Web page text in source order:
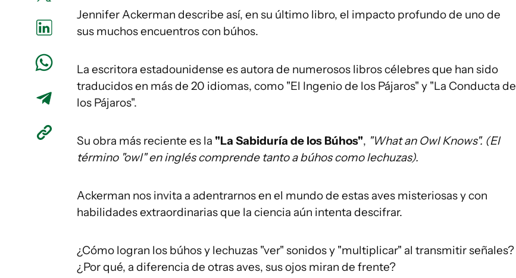
Jennifer Ackerman describe así, en su último libro, el impacto profundo de uno de
sus muchos encuentros con búhos.
La escritora estadounidense es autora de numerosos libros célebres que han sido
traducidos en más de 20 idiomas, como "El Ingenio de los Pájaros" y "La Conducta de
los Pájaros".
Su obra más reciente es la "La Sabiduría de los Búhos", "What an Owl Knows". (El
término "owl" en inglés comprende tanto a búhos como lechuzas).
Ackerman nos invita a adentrarnos en el mundo de estas aves misteriosas y con
habilidades extraordinarias que la ciencia aún intenta descifrar.
¿Cómo logran los búhos y lechuzas "ver" sonidos y "multiplicar" al transmitir señales?
¿Por qué, a diferencia de otras aves, sus ojos miran de frente?